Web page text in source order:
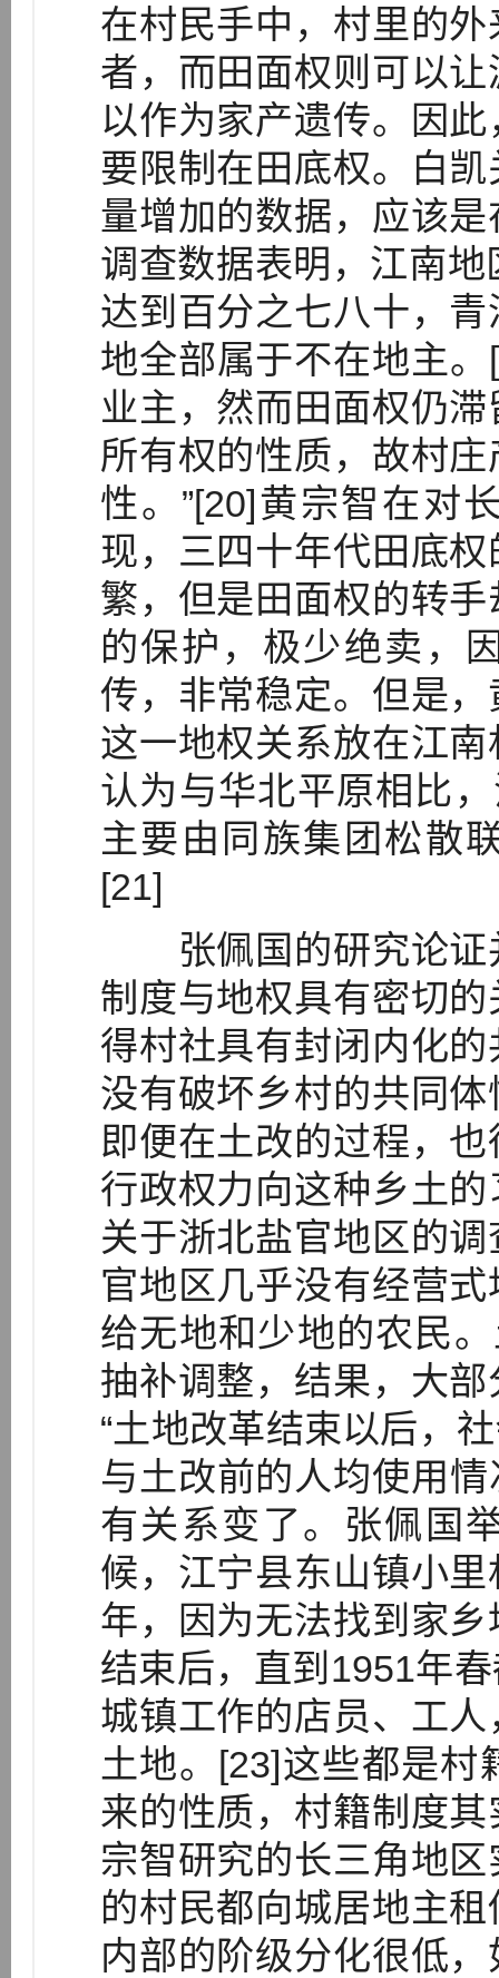
在村民手中，村里的
者，而田面权则可以
以作为家产遗传。因
要限制在田底权。白
量增加的数据，应该
调查数据表明，江南
达到百分之七八十，
地全部属于不在地主
业主，然而田面权仍
所有权的性质，故村
性。”[20]黄宗智在对
现，三四十年代田底
繁，但是田面权的转
的保护，极少绝卖，
传，非常稳定。但是
这一地权关系放在江
认为与华北平原相比
主要由同族集团松散
[21]
张佩国的研究论证
制度与地权具有密切
得村社具有封闭内化
没有破坏乡村的共同
即便在土改的过程，
行政权力向这种乡土
关于浙北盐官地区的
官地区几乎没有经营
给无地和少地的农民
抽补调整，结果，大
“土地改革结束以后，
与土改前的人均使用
有关系变了。张佩国
候，江宁县东山镇小
年，因为无法找到家
结束后，直到1951年
城镇工作的店员、工
土地。[23]这些都是
来的性质，村籍制度
宗智研究的长三角地
的村民都向城居地主
内部的阶级分化很低